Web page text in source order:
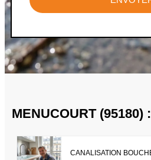
MENUCOURT (95180)
CANALISATION